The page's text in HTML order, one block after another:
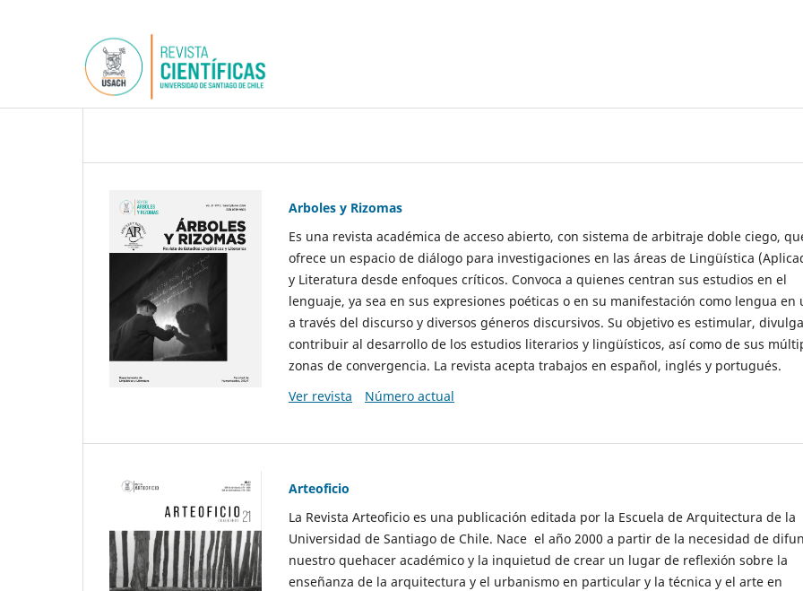
Arboles y Rizomas
Es una revista académica de acceso abierto, con sistema de arbitraje doble ciego,
ofrece un espacio de diálogo para investigaciones en las áreas de Lingüística
y Literatura desde enfoques críticos. Convoca a quienes centran sus estudios en el
lenguaje, ya sea en sus expresiones poéticas o en su manifestación como lengua en
a través del discurso y diversos géneros discursivos. Su objetivo es estimular,
contribuir al desarrollo de los estudios literarios y lingüísticos, así como de sus
zonas de convergencia. La revista acepta trabajos en español, inglés y portugués.
Ver revista
Número actual
Arteoficio
La Revista Arteoficio es una publicación editada por la Escuela de Arquitectura de la
Universidad de Santiago de Chile. Nace el año 2000 a partir de la necesidad de
nuestro quehacer académico y la inquietud de crear un lugar de reflexión sobre la
enseñanza de la arquitectura y el urbanismo en particular y la técnica y el arte en